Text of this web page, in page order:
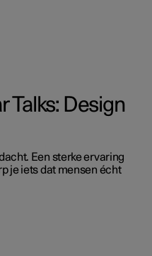
Talks: Design
Een sterke ervaring
je iets dat mensen écht